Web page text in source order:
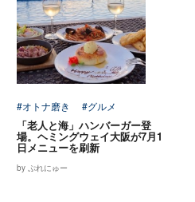
#オトナ磨き #グルメ
「老人と海」ハンバーガー登
場。ヘミングウェイ大阪が7月1
日メニューを刷新
by ぷれにゅー